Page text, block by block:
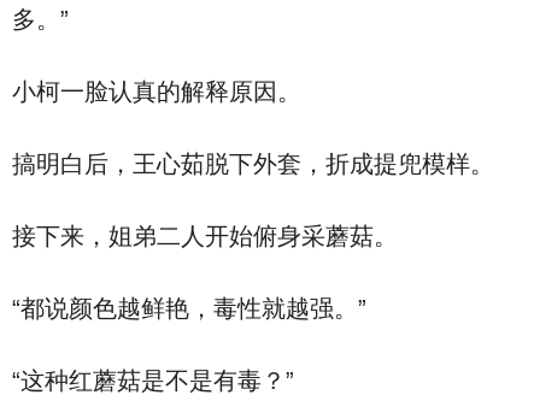
多。”
小柯一脸认真的解释原因。
搞明白后，王心茹脱下外套，折成提兜模样。
接下来，姐弟二人开始俯身采蘑菇。
“都说颜色越鲜艳，毒性就越强。”
“这种红蘑菇是不是有毒？”